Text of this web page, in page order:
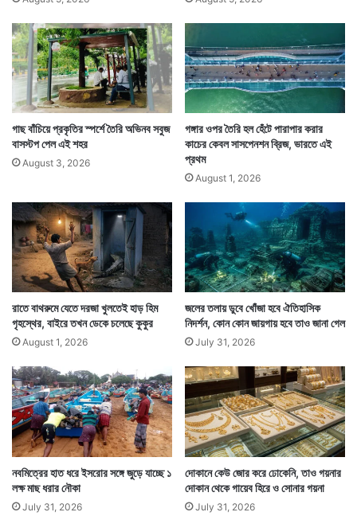
গাছ বাঁচিয়ে প্রকৃতির স্পর্শে তৈরি অভিনব সবুজ
বাসস্টপ পেল এই শহর
August 3, 2026
গঙ্গার ওপর তৈরি হল হেঁটে পারাপার করার
কাচের কেবল সাসপেনশন ব্রিজ, ভারতে এই
প্রথম
August 1, 2026
রাতে বাথরুমে যেতে দরজা খুলতেই হাড় হিম
গৃহস্থের, বাইরে তখন ডেকে চলেছে কুকুর
August 1, 2026
জলের তলায় ডুবে খোঁজা হবে ঐতিহাসিক
নিদর্শন, কোন কোন জায়গায় হবে তাও জানা গেল
July 31, 2026
নবমিত্রের হাত ধরে ইসরোর সঙ্গে জুড়ে যাচ্ছে ১
লক্ষ মাছ ধরার নৌকা
July 31, 2026
দোকানে কেউ জোর করে ঢোকেনি, তাও গয়নার
দোকান থেকে গায়েব হিরে ও সোনার গয়না
July 31, 2026